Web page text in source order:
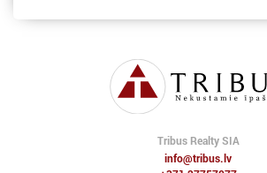
Tribus Realty SIA
info@tribus.lv